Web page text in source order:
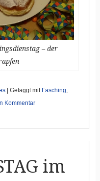
– der
Getaggt mit Fasching,
Kommentar
im